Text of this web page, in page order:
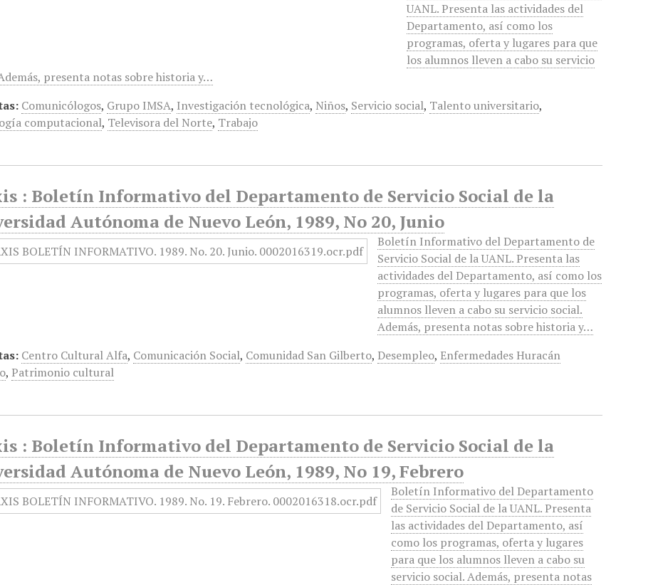
UANL. Presenta las actividades del
Departamento, así como los
programas, oferta y lugares para que
los alumnos lleven a cabo su servicio
presenta notas sobre historia y…
Comunicólogos, Grupo IMSA, Investigación tecnológica, Niños, Servicio social, Talento universitario,
computacional, Televisora del Norte, Trabajo
: Boletín Informativo del Departamento de Servicio Social de la
Autónoma de Nuevo León, 1989, No 20, Junio
Boletín Informativo del Departamento de
Servicio Social de la UANL. Presenta las
actividades del Departamento, así como los
programas, oferta y lugares para que los
alumnos lleven a cabo su servicio social.
Además, presenta notas sobre historia y…
Centro Cultural Alfa, Comunicación Social, Comunidad San Gilberto, Desempleo, Enfermedades Huracán
, Patrimonio cultural
: Boletín Informativo del Departamento de Servicio Social de la
Autónoma de Nuevo León, 1989, No 19, Febrero
Boletín Informativo del Departamento
de Servicio Social de la UANL. Presenta
las actividades del Departamento, así
como los programas, oferta y lugares
para que los alumnos lleven a cabo su
servicio social. Además, presenta notas